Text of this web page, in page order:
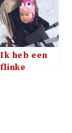
Ik heb een
flinke